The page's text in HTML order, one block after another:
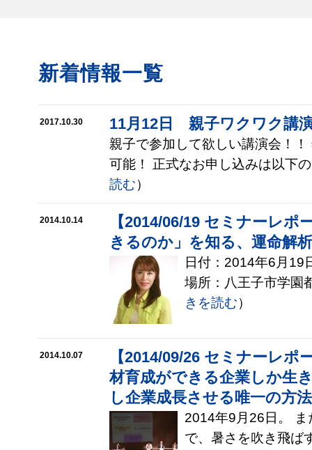
新着情報一覧
2017.10.30 11月12日 親子ワクワク講
親子で参加して欲しい講演会！
可能！ 正式なお申し込みは以下
読む）
2014.10.14
【2014/06/19 セミナーレポ
きるのか」を知る、運命解
日付：2014年6月19
場所：八王子市学園
きを読む）
2014.10.07
【2014/09/26 セミナーレポ
材育成ができる企業しか生
し企業成長させる唯一の方
2014年9月26日。
で、暑さを吹き飛ば